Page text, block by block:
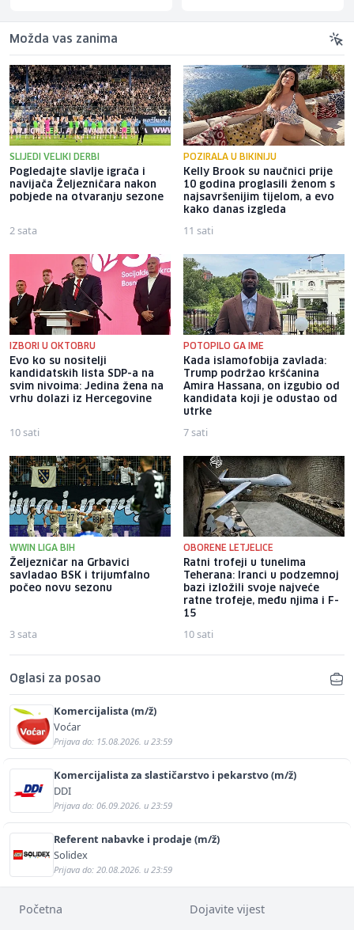
Možda vas zanima
SLIJEDI VELIKI DERBI
Pogledajte slavlje igrača i
navijača Željezničara nakon
pobjede na otvaranju sezone
2 sata
POZIRALA U BIKINIJU
Kelly Brook su naučnici prije
10 godina proglasili ženom s
najsavršenijim tijelom, a evo
kako danas izgleda
11 sati
IZBORI U OKTOBRU
Evo ko su nositelji
kandidatskih lista SDP-a na
svim nivoima: Jedina žena na
vrhu dolazi iz Hercegovine
10 sati
POTOPILO GA IME
Kada islamofobija zavlada:
Trump podržao kršćanina
Amira Hassana, on izgubio od
kandidata koji je odustao od
utrke
7 sati
WWIN LIGA BIH
Željezničar na Grbavici
savladao BSK i trijumfalno
počeo novu sezonu
3 sata
OBORENE LETJELICE
Ratni trofeji u tunelima
Teherana: Iranci u podzemnoj
bazi izložili svoje najveće
ratne trofeje, među njima i F-
15
10 sati
Oglasi za posao
Komercijalista (m/ž)
Voćar
Prijava do: 15.08.2026. u 23:59
Komercijalista za slastičarstvo i pekarstvo (m/ž)
DDI
Prijava do: 06.09.2026. u 23:59
Referent nabavke i prodaje (m/ž)
Solidex
Prijava do: 20.08.2026. u 23:59
Početna Dojavite vijest